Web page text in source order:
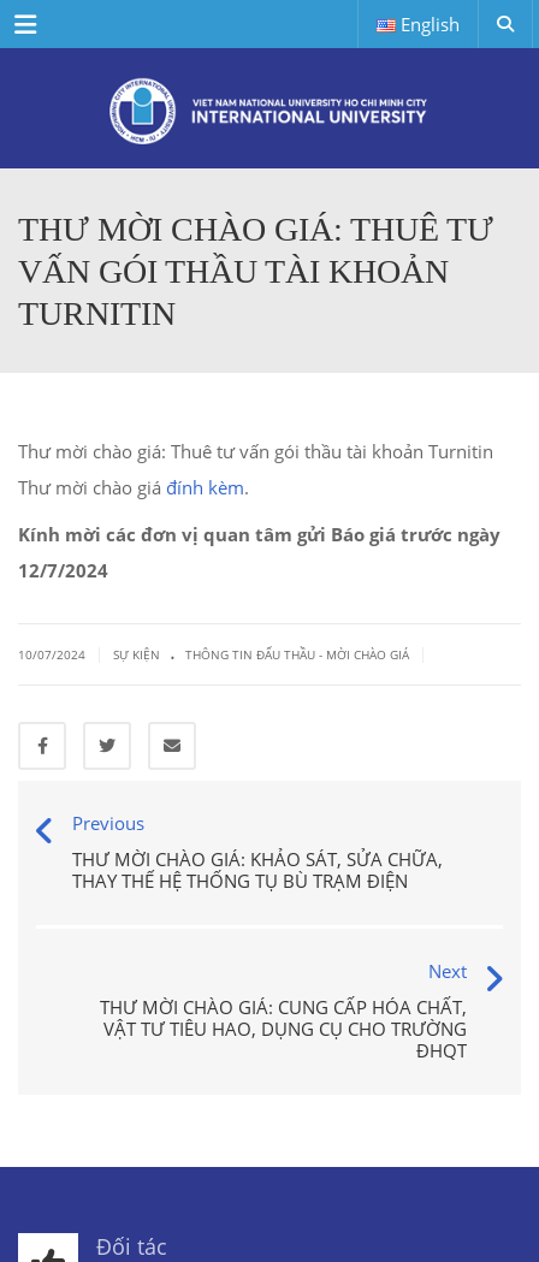
Menu English
THƯ MỜI CHÀO GIÁ: THUÊ TƯ
VẤN GÓI THẦU TÀI KHOẢN
TURNITIN
Thư mời chào giá: Thuê tư vấn gói thầu tài khoản Turnitin
Thư mời chào giá đính kèm.
Kính mời các đơn vị quan tâm gửi Báo giá trước ngày
12/7/2024
10/07/2024 SỰ KIỆN . THÔNG TIN ĐẤU THẦU - MỜI CHÀO GIÁ
Previous
THƯ MỜI CHÀO GIÁ: KHẢO SÁT, SỬA CHỮA,
THAY THẾ HỆ THỐNG TỤ BÙ TRẠM ĐIỆN
Next
THƯ MỜI CHÀO GIÁ: CUNG CẤP HÓA CHẤT,
VẬT TƯ TIÊU HAO, DỤNG CỤ CHO TRƯỜNG
ĐHQT
Đối tác